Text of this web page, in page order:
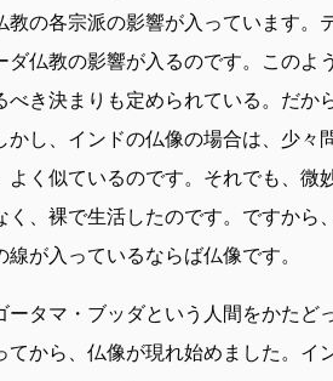
の各宗派の影響が入っています。
ダ仏教の影響が入るのです。このよ
べき決まりも定められている。だか
かし、インドの仏像の場合は、少々
よく似ているのです。それでも、微
、裸で生活したのです。ですから
が入っているならば仏像です。
タマ・ブッダという人間をかたど
てから、仏像が現れ始めました。イ